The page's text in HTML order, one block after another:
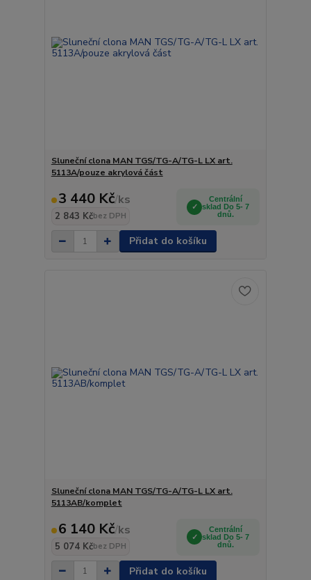
Sluneční clona MAN TGS/TG-A/TG-L LX art.
5113A/pouze akrylová část
3 440 Kč/ks
2 843 Kčbez DPH
Centrální
sklad Do 5- 7
dnů.
Přidat do košíku
Sluneční clona MAN TGS/TG-A/TG-L LX art.
5113AB/komplet
6 140 Kč/ks
5 074 Kčbez DPH
Centrální
sklad Do 5- 7
dnů.
Přidat do košíku